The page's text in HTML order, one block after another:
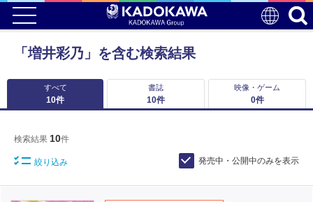
「増井彩乃」を含む検索結果
すべて
10件
書誌
10件
映像・ゲーム
0件
検索結果 10件
絞り込み 発売中・公開中のみを表示